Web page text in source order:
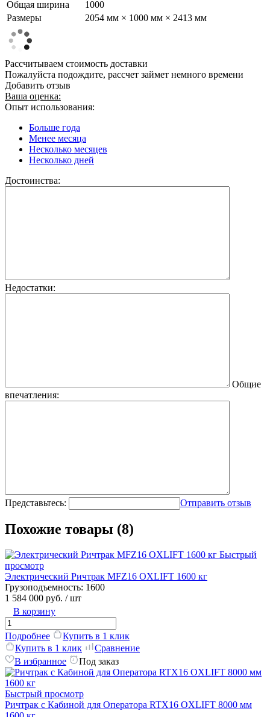
Общая ширина
1000
Размеры
2054 мм × 1000 мм × 2413 мм
Рассчитываем стоимость доставки
Пожалуйста подождите, рассчет займет немного времени
Добавить отзыв
Ваша оценка:
Опыт использования:
Больше года
Менее месяца
Несколько месяцев
Несколько дней
Достоинства:
Недостатки:
Общие
впечатления:
Представьтесь: Отправить отзыв
Похожие товары (8)
Быстрый
просмотр
Электрический Ричтрак MFZ16 OXLIFT 1600 кг
Грузоподъемность: 1600
1 584 000 руб. / шт
В корзину
Подробнее
Купить в 1 клик
Купить в 1 клик
Сравнение
В избранное
Под заказ
Быстрый просмотр
Ричтрак с Кабиной для Оператора RTX16 OXLIFT 8000 мм